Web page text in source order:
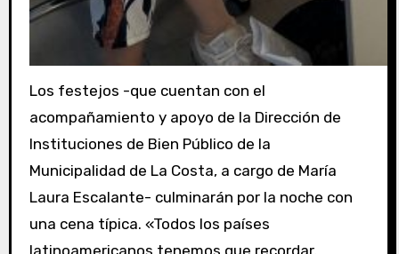
Los festejos -que cuentan con el
acompañamiento y apoyo de la Dirección de
Instituciones de Bien Público de la
Municipalidad de La Costa, a cargo de María
Laura Escalante- culminarán por la noche con
una cena típica. «Todos los países
latinoamericanos tenemos que recordar,